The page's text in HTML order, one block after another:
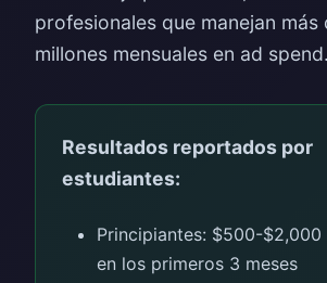
profesionales que manejan más
millones mensuales en ad spend.
Resultados reportados por
estudiantes:
Principiantes: $500-$2,000
en los primeros 3 meses